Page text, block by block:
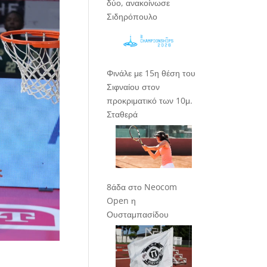
δύο, ανακοίνωσε
Σιδηρόπουλο
Φινάλε με 15η θέση του
Σιφναίου στον
προκριματικό των 10μ.
Σταθερά
8άδα στο Neocom
Open η
Ουσταμπασίδου